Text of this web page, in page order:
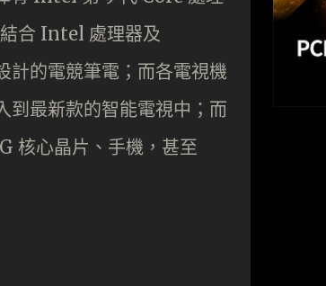
合 Intel 處理器及
的電競筆電；而各電視機
最新款的智能電視中；而
核心晶片、手機，甚至